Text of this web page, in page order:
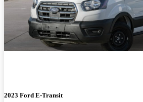
2023 Ford E-Transit